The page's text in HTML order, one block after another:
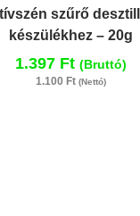
szűrő
készülékhez – 20g
1.397 Ft (Bruttó)
1.100 Ft (Nettó)